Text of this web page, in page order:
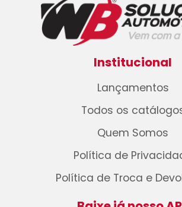
Institucional
Lançamentos
Todos os
Quem Somos
Política de
Política de Troca e